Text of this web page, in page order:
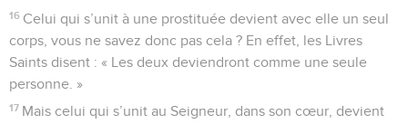
16 Celui qui s’unit à une prostituée devient avec elle un seul
corps, vous ne savez donc pas cela ? En effet, les Livres
Saints disent : « Les deux deviendront comme une seule
personne. »
17 Mais celui qui s’unit au Seigneur, dans son cœur, devient